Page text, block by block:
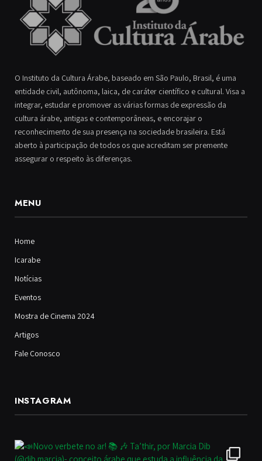
O Instituto da Cultura Árabe, baseado em São Paulo, Brasil, é uma
entidade civil, autônoma, laica, de caráter científico e cultural. Visa a
integrar, estudar e promover as várias formas de expressão da
cultura árabe, antigas e contemporâneas, e encorajar o
reconhecimento de sua presença na sociedade brasileira. Está
aberto à participação de todos os que acreditam ser premente
assegurar o respeito às diferenças.
MENU
Home
Icarabe
Notícias
Eventos
Mostra de Cinema 2024
Artigos
Fale Conosco
INSTAGRAM